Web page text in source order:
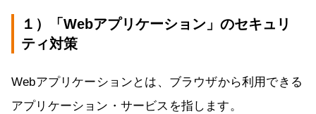
１）「Webアプリケーション」のセキュリ
ティ対策
Webアプリケーションとは、ブラウザから利用できる
アプリケーション・サービスを指します。